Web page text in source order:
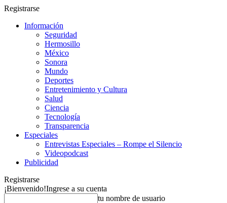
Registrarse
Información
Seguridad
Hermosillo
México
Sonora
Mundo
Deportes
Entretenimiento y Cultura
Salud
Ciencia
Tecnología
Transparencia
Especiales
Entrevistas Especiales – Rompe el Silencio
Videopodcast
Publicidad
Registrarse
¡Bienvenido!Ingrese a su cuenta
tu nombre de usuario